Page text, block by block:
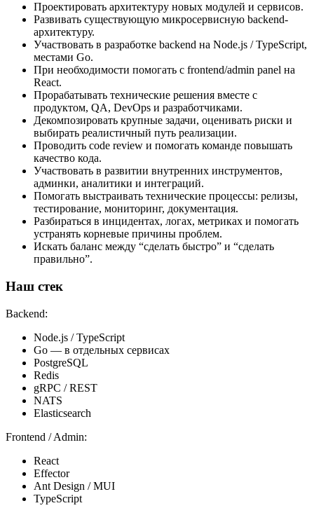
Проектировать архитектуру новых модулей и сервисов.
Развивать существующую микросервисную backend-
архитектуру.
Участвовать в разработке backend на Node.js / TypeScript,
местами Go.
При необходимости помогать с frontend/admin panel на
React.
Прорабатывать технические решения вместе с
продуктом, QA, DevOps и разработчиками.
Декомпозировать крупные задачи, оценивать риски и
выбирать реалистичный путь реализации.
Проводить code review и помогать команде повышать
качество кода.
Участвовать в развитии внутренних инструментов,
админки, аналитики и интеграций.
Помогать выстраивать технические процессы: релизы,
тестирование, мониторинг, документация.
Разбираться в инцидентах, логах, метриках и помогать
устранять корневые причины проблем.
Искать баланс между “сделать быстро” и “сделать
правильно”.
Наш стек
Backend:
Node.js / TypeScript
Go — в отдельных сервисах
PostgreSQL
Redis
gRPC / REST
NATS
Elasticsearch
Frontend / Admin:
React
Effector
Ant Design / MUI
TypeScript